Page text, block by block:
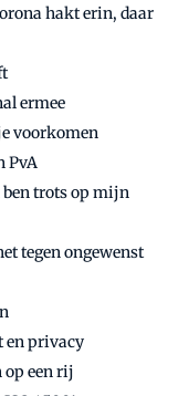
hakt erin, daar
ermee
voorkomen
PvA
trots op mijn
tegen ongewenst
en privacy
op een rij